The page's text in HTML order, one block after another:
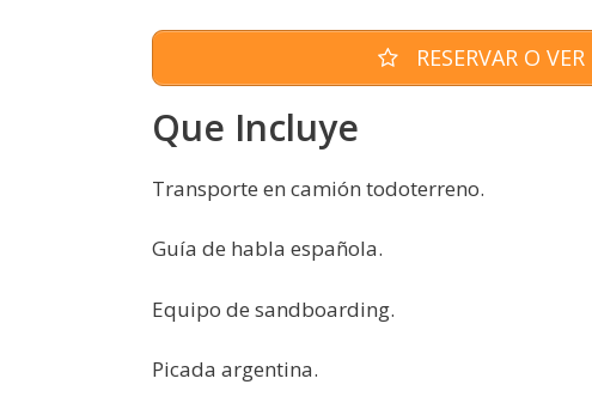
RESERVAR O
Que Incluye
Transporte en camión todoterreno.
Guía de habla española.
Equipo de sandboarding.
Picada argentina.